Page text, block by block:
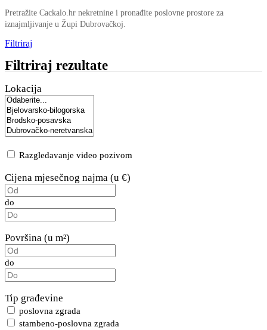
Pretražite Cackalo.hr nekretnine i pronađite poslovne prostore za
iznajmljivanje u Župi Dubrovačkoj.
Filtriraj
Filtriraj rezultate
Lokacija
Razgledavanje video pozivom
Cijena mjesečnog najma (u €)
do
Površina (u m²)
do
Tip građevine
poslovna zgrada
stambeno-poslovna zgrada